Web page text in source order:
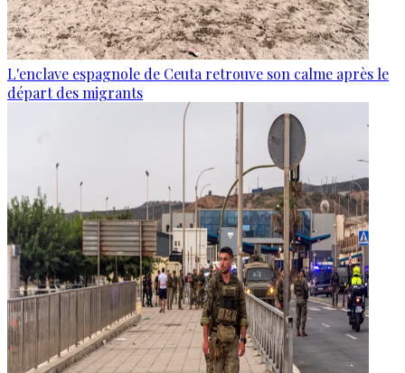
L'enclave espagnole de Ceuta retrouve son calme après le
départ des migrants